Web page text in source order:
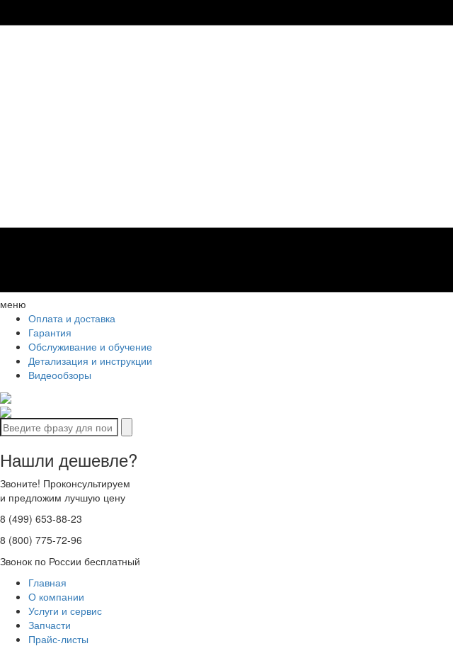
меню
Оплата и доставка
Гарантия
Обслуживание и обучение
Детализация и инструкции
Видеообзоры
Нашли дешевле?
Звоните! Проконсультируем
и предложим лучшую цену
8 (499) 653-88-23
8 (800) 775-72-96
Звонок по России бесплатный
Главная
О компании
Услуги и сервис
Запчасти
Прайс-листы